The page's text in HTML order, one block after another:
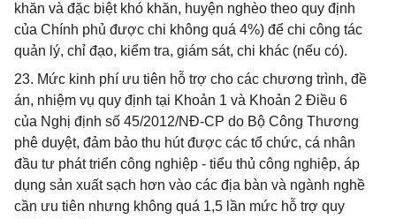
khăn và đặc biệt khó khăn, huyện nghèo theo quy định
của Chính phủ được chi không quá 4%) để chi công tác
quản lý, chỉ đạo, kiểm tra, giám sát, chi khác (nếu có).
23. Mức kinh phí ưu tiên hỗ trợ cho các chương trình, đề
án, nhiệm vụ quy định tại Khoản 1 và Khoản 2 Điều 6
của Nghị định số 45/2012/NĐ-CP do Bộ Công Thương
phê duyệt, đảm bảo thu hút được các tổ chức, cá nhân
đầu tư phát triển công nghiệp - tiểu thủ công nghiệp, áp
dụng sản xuất sạch hơn vào các địa bàn và ngành nghề
cần ưu tiên nhưng không quá 1,5 lần mức hỗ trợ quy